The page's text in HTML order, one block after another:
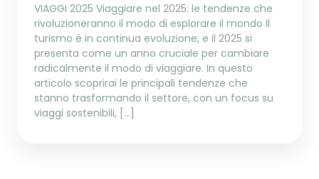
VIAGGI 2025 Viaggiare nel 2025: le tendenze che
rivoluzioneranno il modo di esplorare il mondo Il
turismo è in continua evoluzione, e il 2025 si
presenta come un anno cruciale per cambiare
radicalmente il modo di viaggiare. In questo
articolo scoprirai le principali tendenze che
stanno trasformando il settore, con un focus su
viaggi sostenibili, […]